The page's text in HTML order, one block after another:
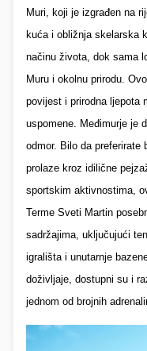
Muri, koji je izgrađen na
kuća i obližnja skelarska
načinu života, dok sama
Muru i okolnu prirodu.
povijest i prirodna ljepota
uspomene. Međimurje je
odmor. Bilo da
prolaze kroz idilične
sportskim aktivnostima,
Terme Sveti Martin
sadržajima, uključujući
igrališta i unutarnje
doživljaje, dostupni su i
jednom od brojnih